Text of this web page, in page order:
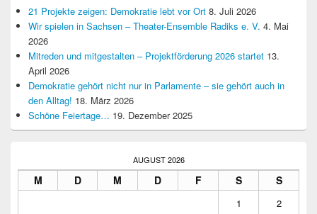
21 Projekte zeigen: Demokratie lebt vor Ort 8. Juli 2026
Wir spielen in Sachsen – Theater-Ensemble Radiks e. V. 4. Mai
2026
Mitreden und mitgestalten – Projektförderung 2026 startet 13.
April 2026
Demokratie gehört nicht nur in Parlamente – sie gehört auch in
den Alltag! 18. März 2026
Schöne Feiertage… 19. Dezember 2025
AUGUST 2026
M D M D F S S
1
2